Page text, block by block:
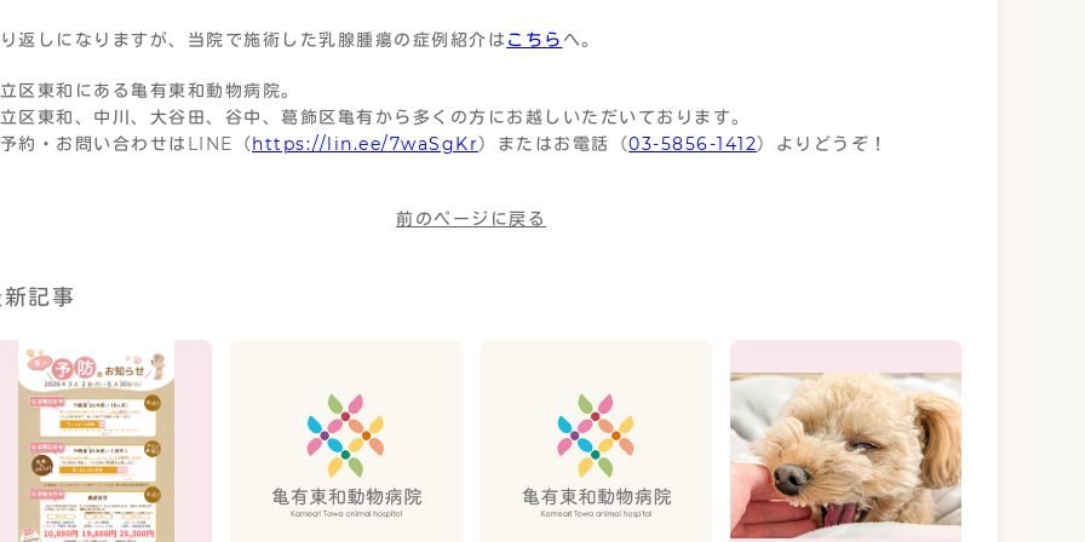
返しになりますが、当院で施術した乳腺腫瘍の症例紹介は こちら へ。
区東和にある亀有東和動物病院。
区東和、中川、大谷田、谷中、葛飾区亀有から多くの方にお越しいただいております。
約・お問い合わせはLINE（https://lin.ee/7waSgKr）またはお電話（03-5856-1412）よりどうぞ！
前のページに戻る
新記事